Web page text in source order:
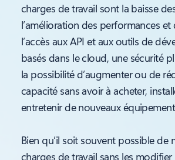
charges de travail sont la baisse
l’amélioration des performances et
l’accès aux API et aux outils de
basés dans le cloud, une sécurité
la possibilité d’augmenter ou de
capacité sans avoir à acheter,
entretenir de nouveaux
Bien qu’il soit souvent possible de
charges de travail sans les